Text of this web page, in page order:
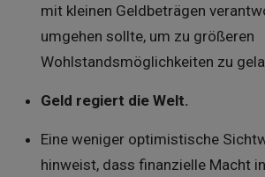
mit kleinen Geldbeträgen
umgehen sollte, um zu größeren
Wohlstandsmöglichkeiten zu
Geld regiert die Welt.
Eine weniger optimistische
hinweist, dass finanzielle Macht